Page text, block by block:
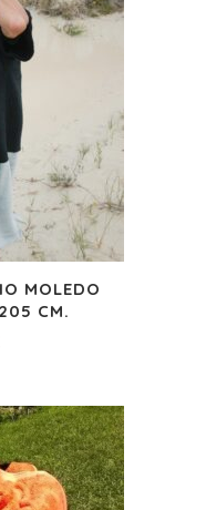
MOLEDO
CM.